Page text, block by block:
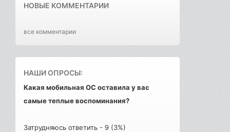
НОВЫЕ КОММЕНТАРИИ
все комментарии
НАШИ ОПРОСЫ:
Какая мобильная ОС оставила у вас
самые теплые воспоминания?
Затрудняюсь ответить - 9 (3%)